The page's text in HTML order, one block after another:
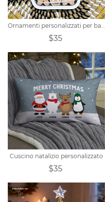
Ornamenti personalizzati per barattoli di vetro di pan di zenzero per la casa
$35
Cuscino natalizio personalizzato
$35